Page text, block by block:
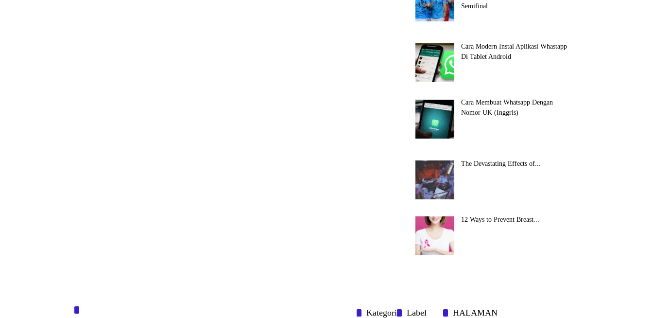
Semifinal
Cara Modern Instal Aplikasi Whastapp
Di Tablet Android
Cara Membuat Whatsapp Dengan
Nomor UK (Inggris)
The Devastating Effects of...
12 Ways to Prevent Breast...
Kategori Label HALAMAN